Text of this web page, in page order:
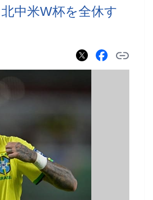
中米W杯を全休す